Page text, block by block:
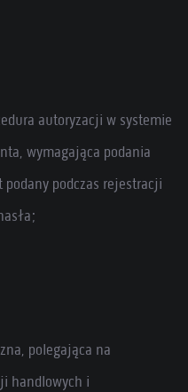
autoryzacji w systemie
wymagająca podania
podczas rejestracji
polegająca na
handlowych i